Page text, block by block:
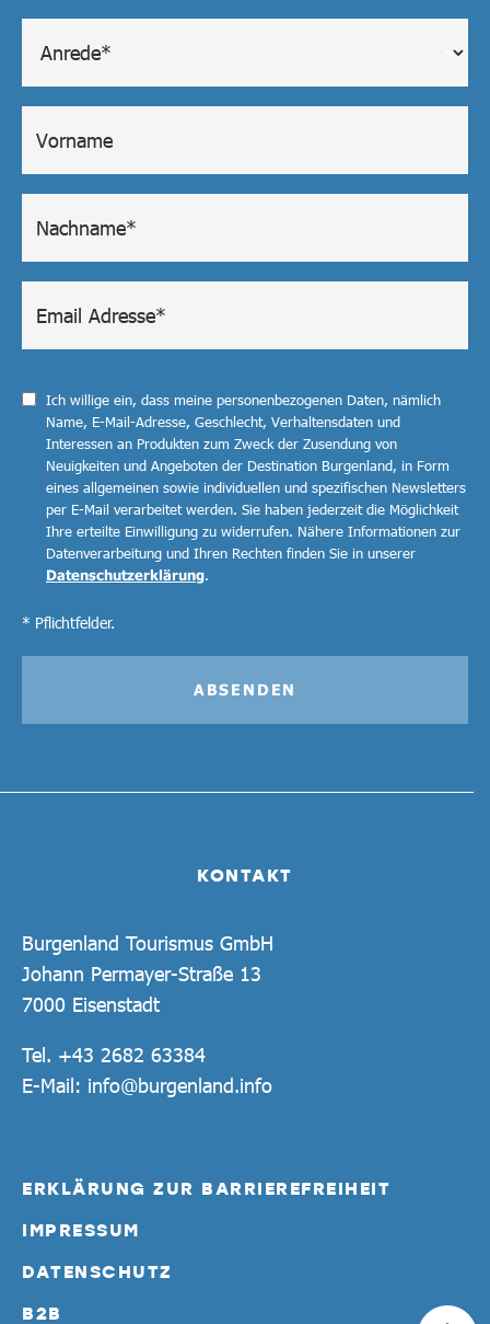
KONTAKT
Burgenland Tourismus GmbH
Johann Permayer-Straße 13
7000 Eisenstadt
Tel. +43 2682 63384
E-Mail: info@burgenland.info
ERKLÄRUNG ZUR BARRIEREFREIHEIT
IMPRESSUM
DATENSCHUTZ
B2B
Ich willige ein, dass meine personenbezogenen Daten, nämlich
Name, E-Mail-Adresse, Geschlecht, Verhaltensdaten und
Interessen an Produkten zum Zweck der Zusendung von
Neuigkeiten und Angeboten der Destination Burgenland, in Form
eines allgemeinen sowie individuellen und spezifischen Newsletters
per E-Mail verarbeitet werden. Sie haben jederzeit die Möglichkeit
Ihre erteilte Einwilligung zu widerrufen. Nähere Informationen zur
Datenverarbeitung und Ihren Rechten finden Sie in unserer
Datenschutzerklärung.
* Pflichtfelder.
ABSENDEN